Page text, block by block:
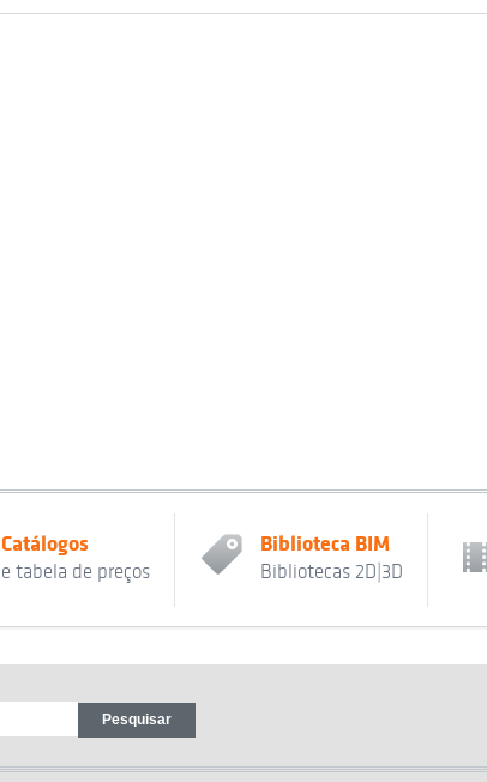
Catálogos
e tabela de preços
Biblioteca BIM
Bibliotecas 2D|3D